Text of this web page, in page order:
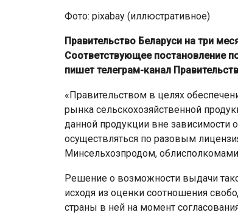
Фото: pixabay (иллюстративное)
Правительство Беларуси на три
Соответствующее постановление
пишет телеграм-канал
«Правительством в целях
рынка сельскохозяйственной
данной продукции вне зависимости
осуществляться по разовым
Минсельхозпродом,
Решение о возможности выдачи
исходя из оценки соотношения
страны в ней на момент